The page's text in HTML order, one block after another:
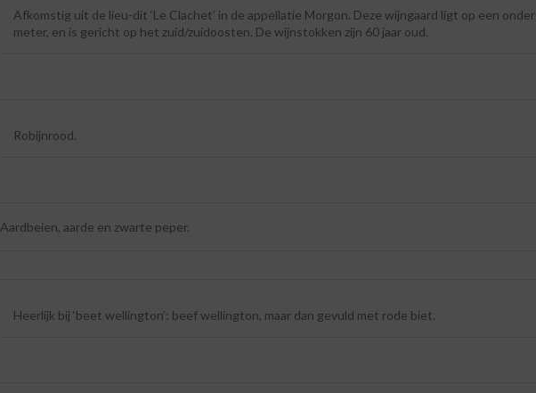
Afkomstig uit de lieu-dit ‘Le Clachet’ in de appellatie Morgon. Deze wijngaard ligt op een
meter, en is gericht op het zuid/zuidoosten. De wijnstokken zijn 60 jaar oud.
Robijnrood.
Aardbeien, aarde en zwarte peper.
Heerlijk bij ‘beet wellington’: beef wellington, maar dan gevuld met rode biet.